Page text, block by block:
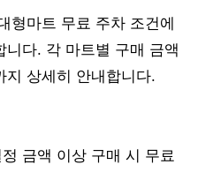
형마트 무료 주차 조건에
다. 각 마트별 구매 금액
지 상세히 안내합니다.
금액 이상 구매 시 무료